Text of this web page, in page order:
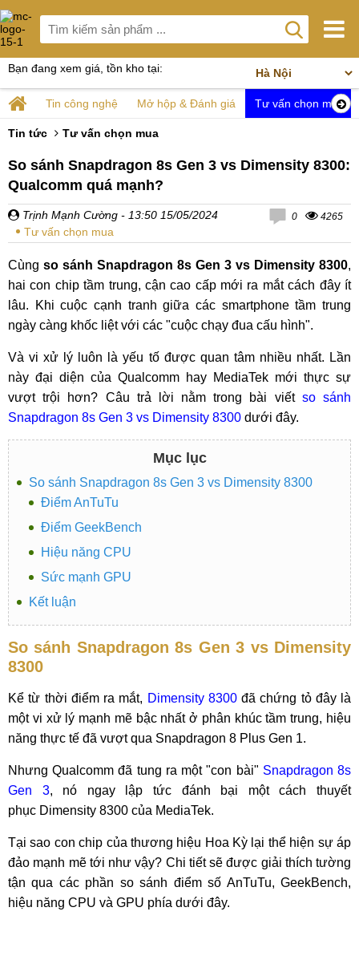
Bạn đang xem giá, tồn kho tại:
Tin công nghệ Mở hộp & Đánh giá Tư vấn chọn mua
Tin tức Tư vấn chọn mua
So sánh Snapdragon 8s Gen 3 vs Dimensity 8300:
Qualcomm quá mạnh?
Trịnh Mạnh Cường - 13:50 15/05/2024
Tư vấn chọn mua
0 4265
Cùng so sánh Snapdragon 8s Gen 3 vs Dimensity 8300,
hai con chip tầm trung, cận cao cấp mới ra mắt cách đây ít
lâu. Khi cuộc cạnh tranh giữa các smartphone tầm trung
ngày càng khốc liệt với các "cuộc chạy đua cấu hình".
Và vi xử lý luôn là yếu tố được quan tâm nhiều nhất. Lần
này đại diện của Qualcomm hay MediaTek mới thực sự
vượt trội hơn? Câu trả lời nằm trong bài viết so sánh
Snapdragon 8s Gen 3 vs Dimensity 8300 dưới đây.
Mục lục
So sánh Snapdragon 8s Gen 3 vs Dimensity 8300
Điểm AnTuTu
Điểm GeekBench
Hiệu năng CPU
Sức mạnh GPU
Kết luận
So sánh Snapdragon 8s Gen 3 vs Dimensity
8300
Kể từ thời điểm ra mắt, Dimensity 8300đã chứng tỏ đây là
một vi xử lý mạnh mẽ bậc nhất ở phân khúc tầm trung, hiệu
năng thực tế đã vượt qua Snapdragon 8 Plus Gen 1.
Nhưng Qualcomm đã tung ra một "con bài" Snapdragon 8s
Gen 3, nó ngay lập tức đánh bại một cách thuyết
phục Dimensity 8300 của MediaTek.
Tại sao con chip của thương hiệu Hoa Kỳ lại thể hiện sự áp
đảo mạnh mẽ tới như vậy? Chi tiết sẽ được giải thích tường
tận qua các phần so sánh điểm số AnTuTu, GeekBench,
hiệu năng CPU và GPU phía dưới đây.